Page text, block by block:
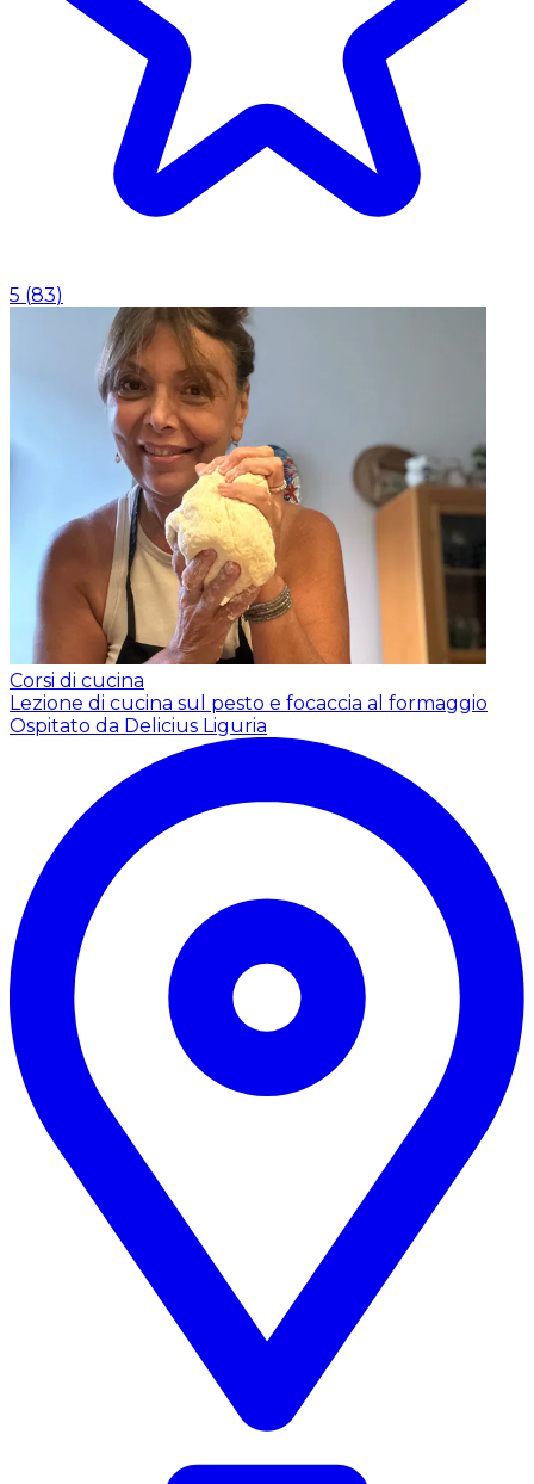
5 (83)
Corsi di cucina
Lezione di cucina sul pesto e focaccia al formaggio
Ospitato da Delicius Liguria